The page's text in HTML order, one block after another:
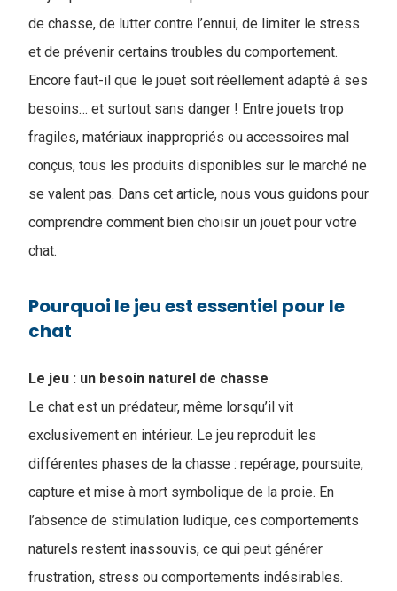
de chasse, de lutter contre l’ennui, de limiter le stress
et de prévenir certains troubles du comportement.
Encore faut-il que le jouet soit réellement adapté à ses
besoins… et surtout sans danger ! Entre jouets trop
fragiles, matériaux inappropriés ou accessoires mal
conçus, tous les produits disponibles sur le marché ne
se valent pas. Dans cet article, nous vous guidons pour
comprendre comment bien choisir un jouet pour votre
chat.
Pourquoi le jeu est essentiel pour le
chat
Le jeu : un besoin naturel de chasse
Le chat est un prédateur, même lorsqu’il vit
exclusivement en intérieur. Le jeu reproduit les
différentes phases de la chasse : repérage, poursuite,
capture et mise à mort symbolique de la proie. En
l’absence de stimulation ludique, ces comportements
naturels restent inassouvis, ce qui peut générer
frustration, stress ou comportements indésirables.